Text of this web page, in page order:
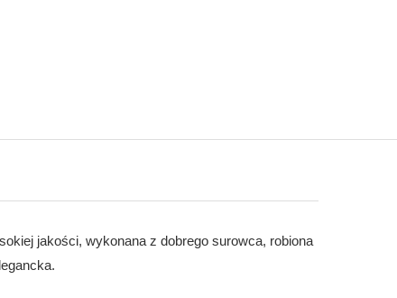
jakości, wykonana z dobrego surowca, robiona